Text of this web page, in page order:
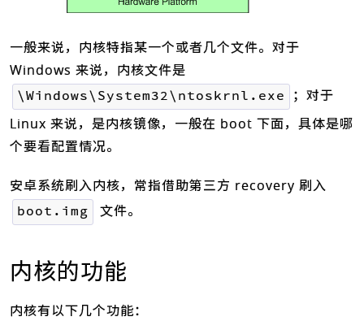
一般来说，内核特指某一个或者几个文件。对于
Windows 来说，内核文件是
\Windows\System32\ntoskrnl.exe ；对于
Linux 来说，是内核镜像，一般在 boot 下面，具体是哪
个要看配置情况。
安卓系统刷入内核，常指借助第三方 recovery 刷入
boot.img 文件。
内核的功能
内核有以下几个功能：